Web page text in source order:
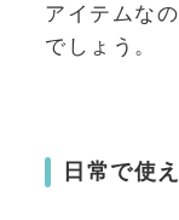
アイテムな
でしょう。
日常で使